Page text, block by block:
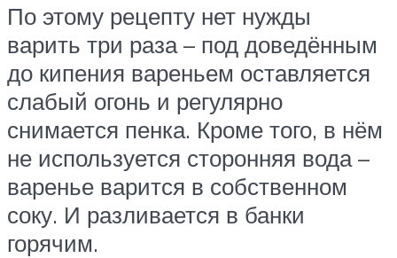
По этому рецепту нет нужды
варить три раза – под доведённым
до кипения вареньем оставляется
слабый огонь и регулярно
снимается пенка. Кроме того, в нём
не используется сторонняя вода –
варенье варится в собственном
соку. И разливается в банки
горячим.